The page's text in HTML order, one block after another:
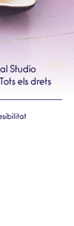
Studio
Tots els drets